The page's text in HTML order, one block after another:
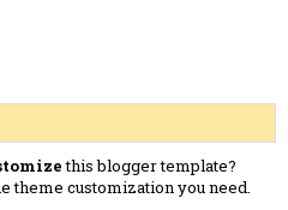
this blogger template?
theme customization you need.